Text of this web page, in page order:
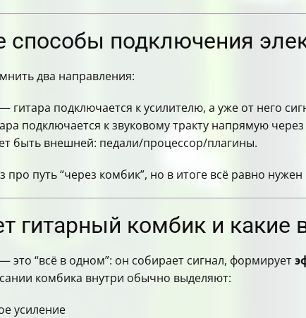
способы подключения
два направления:
— гитара подключается к усилителю, а уже от него
подключается к звуковому тракту напрямую
быть внешней: педали/процессор/плагины.
про путь “через комбик”, но в итоге всё равно
гитарный комбик и какие
это “всё в одном”: он собирает сигнал, формирует
комбика внутри обычно выделяют:
усиление